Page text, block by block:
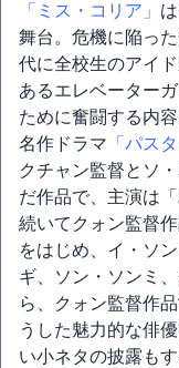
「ミス・コリア」
舞台。危機に陥っ
代に全校生のアイ
あるエレベーター
ために奮闘する内容
名作ドラマ 「パス
クチャン監督とソ
だ作品で、主演は「
続いてクォン監督
をはじめ、イ・ソ
ギ、ソン・ソンミ
ら、クォン監督作
うした魅力的な俳
い小ネタの披露も